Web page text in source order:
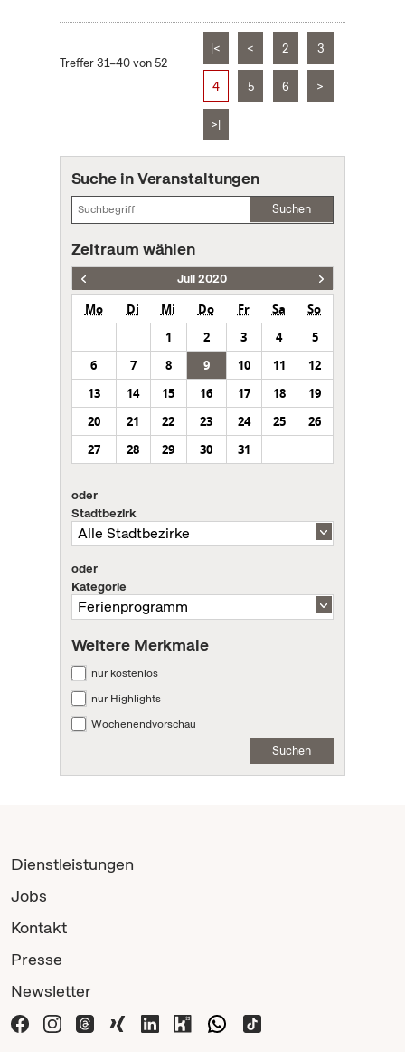
Treffer 31–40 von 52
|< < 2 3
4 5 6 >
>|
Suche in Veranstaltungen
Suchen
Zeitraum wählen
Juli 2020
Mo Di Mi Do Fr Sa
So
1
2 3 4
5
6
7 8 9 10 11
12
13
14 15 16 17 18
19
20
21 22 23 24 25
26
27
28 29 30 31
oder
Stadtbezirk
oder
Kategorie
Weitere Merkmale
nur kostenlos
nur Highlights
Wochenendvorschau
Suchen
Dienstleistungen
Jobs
Kontakt
Presse
Newsletter